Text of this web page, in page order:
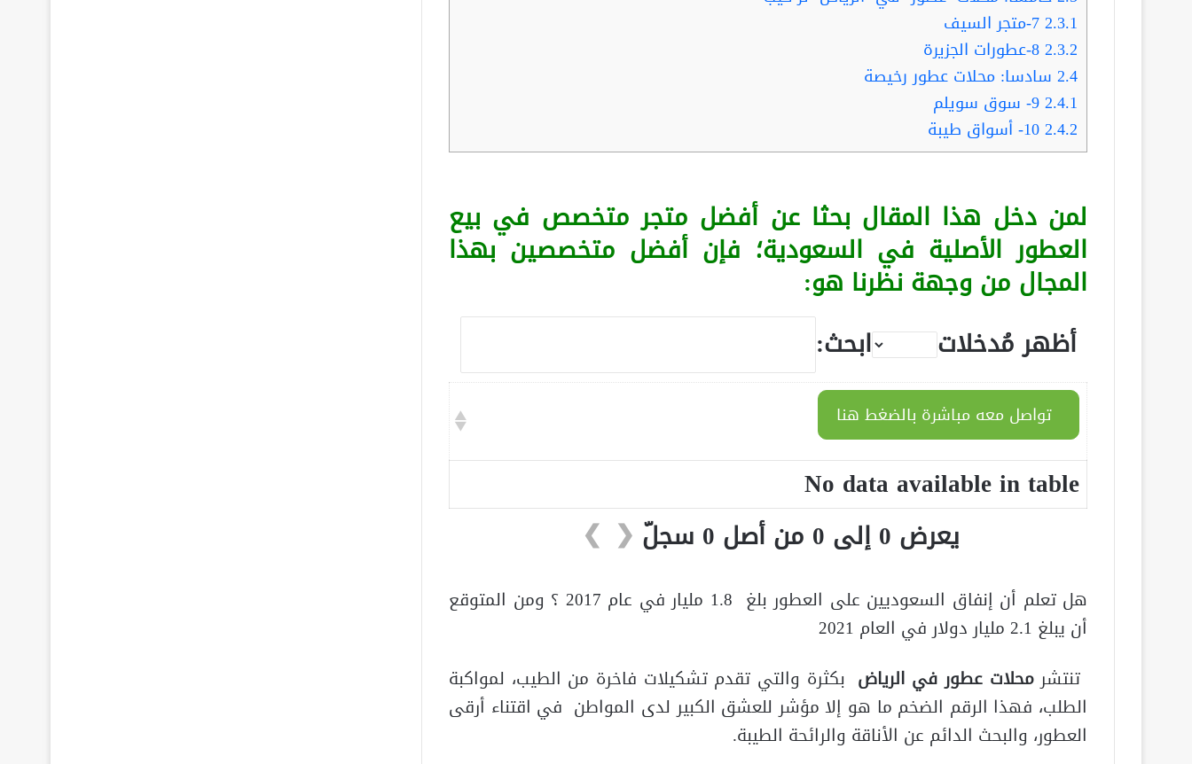
2.3.1
2.3.2
2.4 سادسا: محلات عطور رخيصة
2.4.1
2.4.2
لمن دخل هذا المقال بحثا عن أفضل متجر متخصص في بيع
العطور الأصلية في السعودية؛ فإن أفضل متخصصين بهذا
المجال من وجهة نظرنا هو:
أظهر مُدخلات
ابحث:
تواصل معه مباشرة بالضغط هنا
No data available in table
يعرض 0 إلى 0 من أصل 0 سجلّ
❮
❯
هل تعلم أن إنفاق السعوديين على العطور بلغ 1.8 مليار في عام 2017 ؟ ومن المتوقع
أن يبلغ 2.1 مليار دولار في العام 2021
تنتشرمحلات عطور في الرياض بكثرة والتي تقدم تشكيلات فاخرة من الطيب، لمواكبة
الطلب، فهذا الرقم الضخم ما هو إلا مؤشر للعشق الكبير لدى المواطن في اقتناء أرقى
العطور، والبحث الدائم عن الأناقة والرائحة الطيبة.